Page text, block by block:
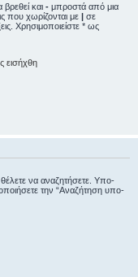
και - μπροστά από μια
που χωρίζονται με | σε
Χρησιμοποιείστε * ως
εισήχθη
θέλετε να αναζητήσετε. Υπο-
την “Αναζήτηση υπο-